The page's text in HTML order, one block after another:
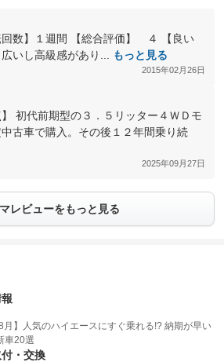
回数】１週間 【総合評価】 ４ 【良い
いし高級感があり...
もっと見る
2015年02月26日
】 初代前期型の３．５リッター４ＷＤモ
古車で購入。その後１２年間乗り続
2025年09月27日
レビューをもっと見る
月】人気のハイエースにすぐ乗れる!? 納期が早い
車20選
・交換